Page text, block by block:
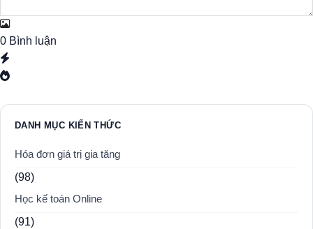
0 Bình luận
DANH MỤC KIẾN THỨC
Hóa đơn giá trị gia tăng
(98)
Học kế toán Online
(91)